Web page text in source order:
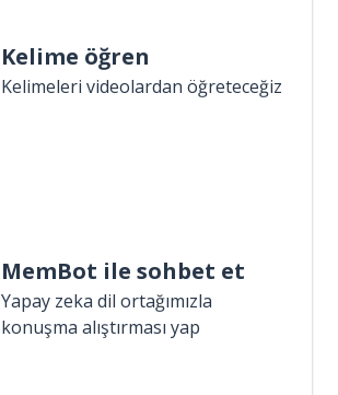
Kelime öğren
Kelimeleri videolardan öğreteceğiz
MemBot ile sohbet et
Yapay zeka dil ortağımızla
konuşma alıştırması yap